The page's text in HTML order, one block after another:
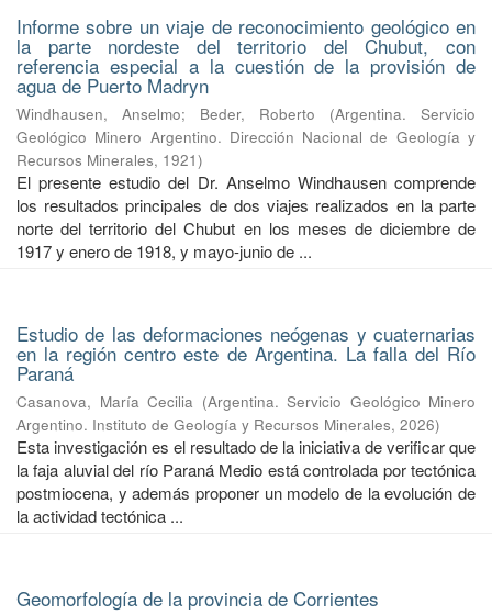
Informe sobre un viaje de reconocimiento geológico en
la parte nordeste del territorio del Chubut, con
referencia especial a la cuestión de la provisión de
agua de Puerto Madryn
Windhausen, Anselmo; Beder, Roberto (Argentina. Servicio
Geológico Minero Argentino. Dirección Nacional de Geología y
Recursos Minerales, 1921)
El presente estudio del Dr. Anselmo Windhausen comprende
los resultados principales de dos viajes realizados en la parte
norte del territorio del Chubut en los meses de diciembre de
1917 y enero de 1918, y mayo-junio de ...
Estudio de las deformaciones neógenas y cuaternarias
en la región centro este de Argentina. La falla del Río
Paraná
Casanova, María Cecilia (Argentina. Servicio Geológico Minero
Argentino. Instituto de Geología y Recursos Minerales, 2026)
Esta investigación es el resultado de la iniciativa de verificar que
la faja aluvial del río Paraná Medio está controlada por tectónica
postmiocena, y además proponer un modelo de la evolución de
la actividad tectónica ...
Geomorfología de la provincia de Corrientes